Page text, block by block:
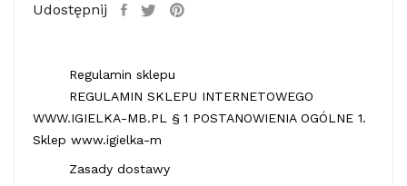
Udostępnij
Regulamin sklepu
REGULAMIN SKLEPU INTERNETOWEGO
WWW.IGIELKA-MB.PL § 1 POSTANOWIENIA OGÓLNE 1.
Sklep www.igielka-m
Zasady dostawy